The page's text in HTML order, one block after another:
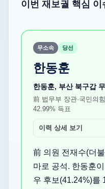
이번 재보궐 핵심 이
무소속 당선
한동훈
한동훈, 부산 북구갑
前 법무부 장관·국민의
42.99% 득표
이력 상세 보기
前 의원 전재수(더
마로 공석. 한동훈
우 후보(41.24%)를